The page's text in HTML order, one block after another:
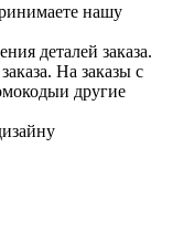
нашу
деталей заказа.
На заказы с
другие